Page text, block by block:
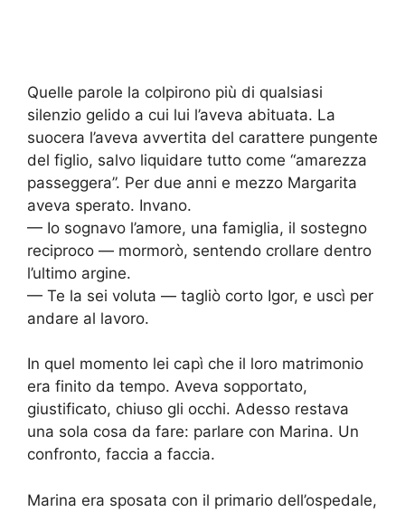
Quelle parole la colpirono più di qualsiasi
silenzio gelido a cui lui l’aveva abituata. La
suocera l’aveva avvertita del carattere pungente
del figlio, salvo liquidare tutto come “amarezza
passeggera”. Per due anni e mezzo Margarita
aveva sperato. Invano.
— Io sognavo l’amore, una famiglia, il sostegno
reciproco — mormorò, sentendo crollare dentro
l’ultimo argine.
— Te la sei voluta — tagliò corto Igor, e uscì per
andare al lavoro.
In quel momento lei capì che il loro matrimonio
era finito da tempo. Aveva sopportato,
giustificato, chiuso gli occhi. Adesso restava
una sola cosa da fare: parlare con Marina. Un
confronto, faccia a faccia.
Marina era sposata con il primario dell’ospedale,